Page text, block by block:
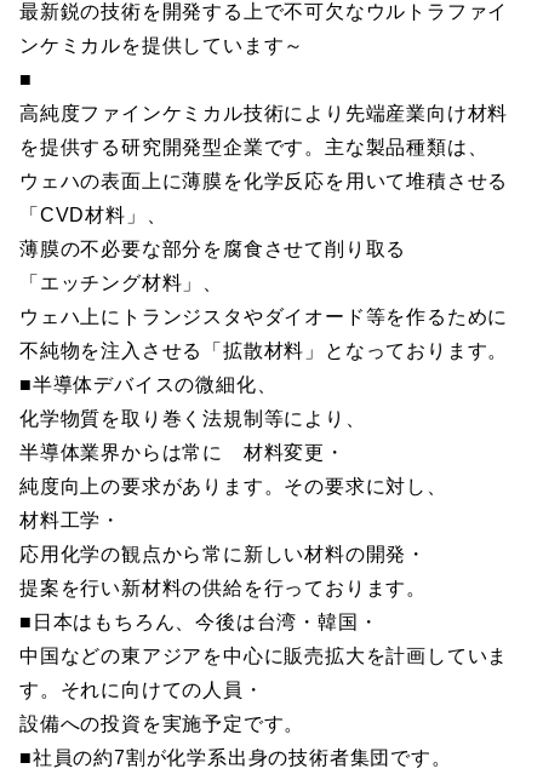
最新鋭の技術を開発する上で不可欠なウルトラファイ
ンケミカルを提供しています～
■
高純度ファインケミカル技術により先端産業向け材料
を提供する研究開発型企業です。主な製品種類は、
ウェハの表面上に薄膜を化学反応を用いて堆積させる
「CVD材料」、
薄膜の不必要な部分を腐食させて削り取る
「エッチング材料」、
ウェハ上にトランジスタやダイオード等を作るために
不純物を注入させる「拡散材料」となっております。
■半導体デバイスの微細化、
化学物質を取り巻く法規制等により、
半導体業界からは常に 材料変更・
純度向上の要求があります。その要求に対し、
材料工学・
応用化学の観点から常に新しい材料の開発・
提案を行い新材料の供給を行っております。
■日本はもちろん、今後は台湾・韓国・
中国などの東アジアを中心に販売拡大を計画していま
す。それに向けての人員・
設備への投資を実施予定です。
■社員の約7割が化学系出身の技術者集団です。